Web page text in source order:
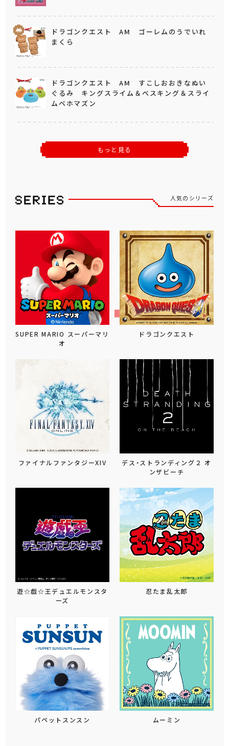
ドラゴンクエスト AM ゴーレムのうでいれ
まくら
ドラゴンクエスト AM すこしおおきなぬい
ぐるみ キングスライム＆ベスキング＆スライ
ムベホマズン
もっと見る
人気のシリーズ
SUPER MARIO スーパーマリ
オ
ドラゴンクエスト
ファイナルファンタジーXIV
デス・ストランディング２ オ
ンザビーチ
遊☆戯☆王デュエルモンスタ
ーズ
忍たま乱太郎
パペットスンスン ムーミン